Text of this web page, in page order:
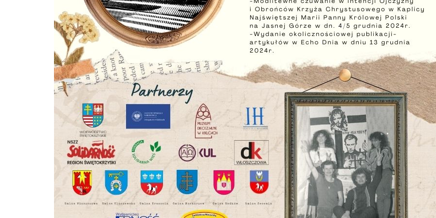
funkcjonalności.
Dzięki reklamowym plikom cookies prezentujemy Ci najciekawsze informacje i aktualności na
stronach naszych partnerów.
Promocyjne pliki cookies służą do prezentowania Ci naszych komunikatów na podstawie
analizy Twoich upodobań oraz Twoich zwyczajów dotyczących przeglądanej witryny
internetowej. Treści promocyjne mogą pojawić się na stronach podmiotów trzecich lub firm
będących naszymi partnerami oraz innych dostawców usług. Firmy te działają w charakterze
pośredników prezentujących nasze treści w postaci wiadomości, ofert, komunikatów
społecznościowych.